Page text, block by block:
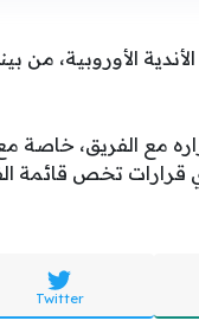
الأوروبية، من
مع الفريق، خاصة
قرارات تخص قائمة
Twitter